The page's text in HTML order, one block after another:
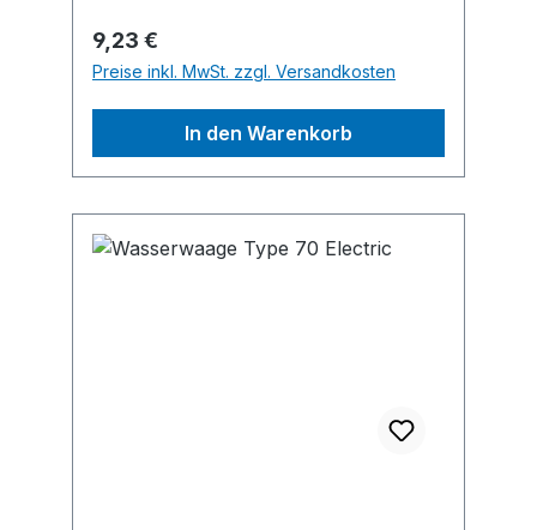
info@mesto.de
Regulärer Preis:
9,23 €
Preise inkl. MwSt. zzgl. Versandkosten
In den Warenkorb